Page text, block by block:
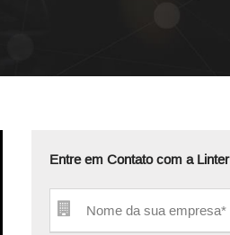
Entre em Contato com a Linter